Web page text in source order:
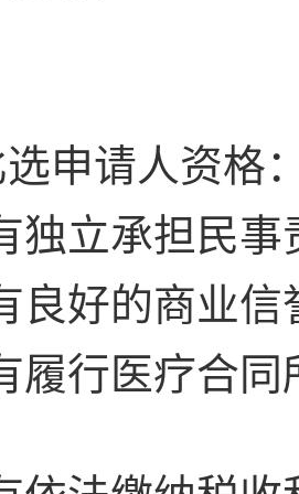
申请人资格
独立承担民
良好的商业
履行医疗合